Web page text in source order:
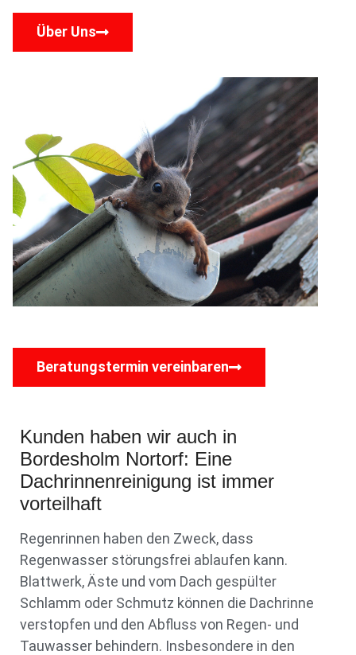
Über Uns
Beratungstermin vereinbaren
Kunden haben wir auch in
Bordesholm Nortorf: Eine
Dachrinnenreinigung ist immer
vorteilhaft
Regenrinnen haben den Zweck, dass
Regenwasser störungsfrei ablaufen kann.
Blattwerk, Äste und vom Dach gespülter
Schlamm oder Schmutz können die Dachrinne
verstopfen und den Abfluss von Regen- und
Tauwasser behindern. Insbesondere in den